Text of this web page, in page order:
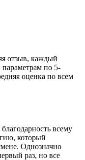
отзыв, каждый
параметрам по 5-
оценка по всем
всему
который
Однозначно
раз, но все